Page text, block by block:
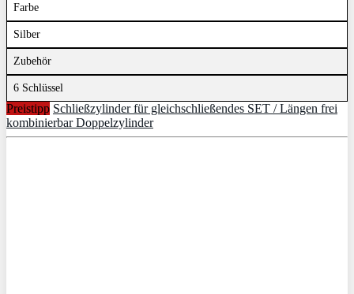
Farbe
Silber
Zubehör
6 Schlüssel
Preistipp Schließzylinder für gleichschließendes SET / Längen frei
kombinierbar Doppelzylinder